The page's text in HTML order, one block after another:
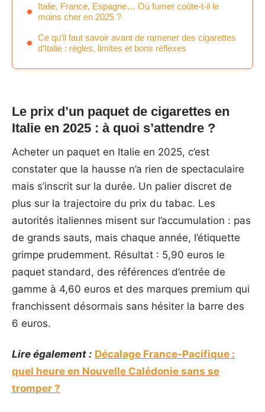
Italie, France, Espagne… Où fumer coûte-t-il le
moins cher en 2025 ?
Ce qu’il faut savoir avant de ramener des cigarettes
d’Italie : règles, limites et bons réflexes
Le prix d’un paquet de cigarettes en
Italie en 2025 : à quoi s’attendre ?
Acheter un paquet en Italie en 2025, c’est
constater que la hausse n’a rien de spectaculaire
mais s’inscrit sur la durée. Un palier discret de
plus sur la trajectoire du prix du tabac. Les
autorités italiennes misent sur l’accumulation : pas
de grands sauts, mais chaque année, l’étiquette
grimpe prudemment. Résultat : 5,90 euros le
paquet standard, des références d’entrée de
gamme à 4,60 euros et des marques premium qui
franchissent désormais sans hésiter la barre des
6 euros.
Lire également : Décalage France-Pacifique :
quel heure en Nouvelle Calédonie sans se
tromper ?